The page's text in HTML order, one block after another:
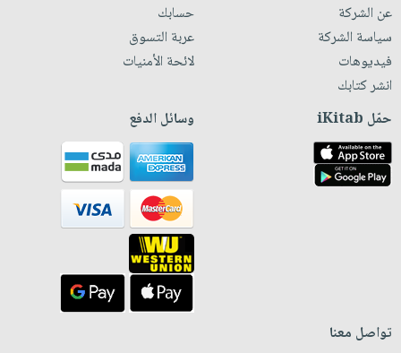
عن الشركة
سياسة الشركة
فيديوهات
انشر كتابك
حسابك
عربة التسوق
لائحة الأمنيات
حمّل iKitab وسائل الدفع
تواصل معنا